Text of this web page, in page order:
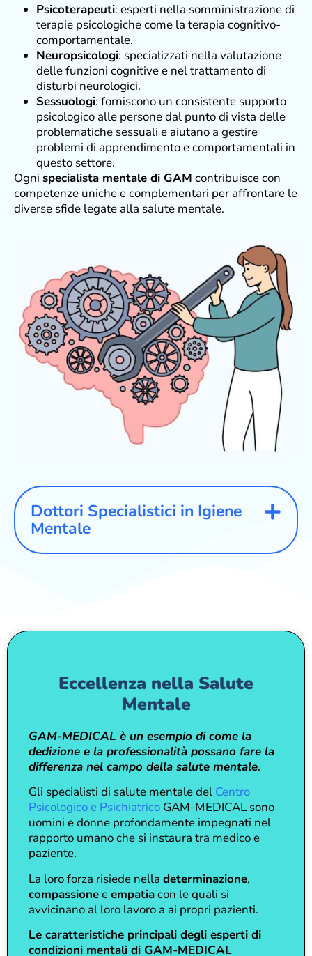
Psicoterapeuti: esperti nella somministrazione di
terapie psicologiche come la terapia cognitivo-
comportamentale.
Neuropsicologi: specializzati nella valutazione
delle funzioni cognitive e nel trattamento di
disturbi neurologici.
Sessuologi: forniscono un consistente supporto
psicologico alle persone dal punto di vista delle
problematiche sessuali e aiutano a gestire
problemi di apprendimento e comportamentali in
questo settore.
Ogni specialista mentale di GAM contribuisce con
competenze uniche e complementari per affrontare le
diverse sfide legate alla salute mentale.
Dottori Specialistici in Igiene
Mentale
Eccellenza nella Salute
Mentale
GAM-MEDICAL è un esempio di come la
dedizione e la professionalità possano fare la
differenza nel campo della salute mentale.
Gli specialisti di salute mentale del Centro
Psicologico e Psichiatrico GAM-MEDICAL sono
uomini e donne profondamente impegnati nel
rapporto umano che si instaura tra medico e
paziente.
La loro forza risiede nella determinazione,
compassioneeempatiacon le quali si
avvicinano al loro lavoro a ai propri pazienti.
Le caratteristiche principali degli esperti di
condizioni mentali di GAM-MEDICAL